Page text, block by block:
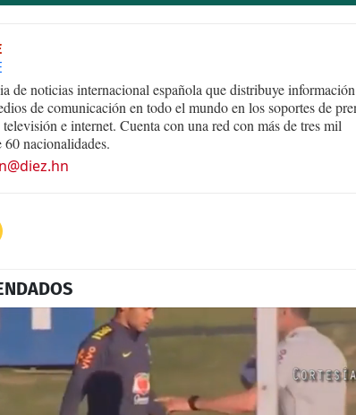
de noticias internacional española que distribuye
de comunicación en todo el mundo en los soportes de
e internet. Cuenta con una red con más de tres mil
60 nacionalidades.